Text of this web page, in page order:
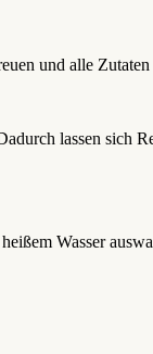
und alle
lassen sich
Wasser